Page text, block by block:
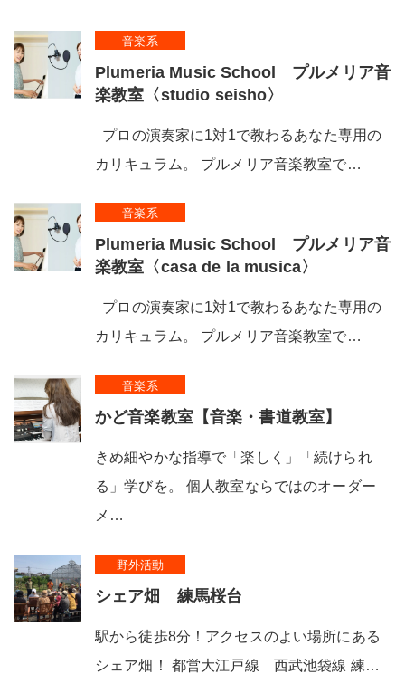
音楽系
Plumeria Music School プルメリア音
楽教室〈studio seisho〉
プロの演奏家に1対1で教わるあなた専用の
カリキュラム。 プルメリア音楽教室で…
音楽系
Plumeria Music School プルメリア音
楽教室〈casa de la musica〉
プロの演奏家に1対1で教わるあなた専用の
カリキュラム。 プルメリア音楽教室で…
音楽系
かど音楽教室【音楽・書道教室】
きめ細やかな指導で「楽しく」「続けられ
る」学びを。 個人教室ならではのオーダー
メ…
野外活動
シェア畑 練馬桜台
駅から徒歩8分！アクセスのよい場所にある
シェア畑！ 都営大江戸線 西武池袋線 練…